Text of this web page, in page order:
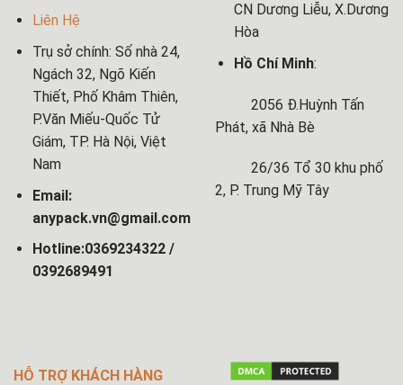
Liên Hệ
Trụ sở chính: Số nhà 24,
Ngách 32, Ngõ Kiến
Thiết, Phố Khâm Thiên,
P.Văn Miếu-Quốc Tử
Giám, TP. Hà Nội, Việt
Nam
Email:
anypack.vn@gmail.com
Hotline:0369234322 /
0392689491
CN Dương Liễu, X.Dương
Hòa
Hồ Chí Minh:
2056 Đ.Huỳnh Tấn
Phát, xã Nhà Bè
26/36 Tổ 30 khu phố
2, P. Trung Mỹ Tây
HỖ TRỢ KHÁCH HÀNG